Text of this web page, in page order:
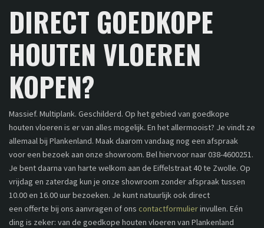
DIRECT GOEDKOPE
HOUTEN VLOEREN
KOPEN?
Massief. Multiplank. Geschilderd. Op het gebied van goedkope
houten vloeren is er van alles mogelijk. En het allermooist? Je vindt ze
allemaal bij Plankenland. Maak daarom vandaag nog een afspraak
voor een bezoek aan onze showroom. Bel hiervoor naar 038-4600251.
Je bent daarna van harte welkom aan de Eiffelstraat 40 te Zwolle. Op
vrijdag en zaterdag kun je onze showroom zonder afspraak tussen
10.00 en 16.00 uur bezoeken. Je kunt natuurlijk ook direct
een offerte bij ons aanvragen of ons contactformulierinvullen. Eén
ding is zeker: van de goedkope houten vloeren van Plankenland